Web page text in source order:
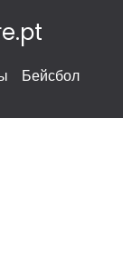
Бейсбол